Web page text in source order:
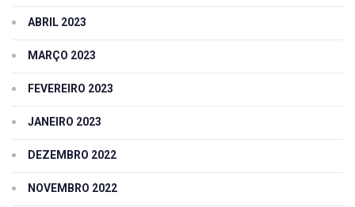
ABRIL 2023
MARÇO 2023
FEVEREIRO 2023
JANEIRO 2023
DEZEMBRO 2022
NOVEMBRO 2022